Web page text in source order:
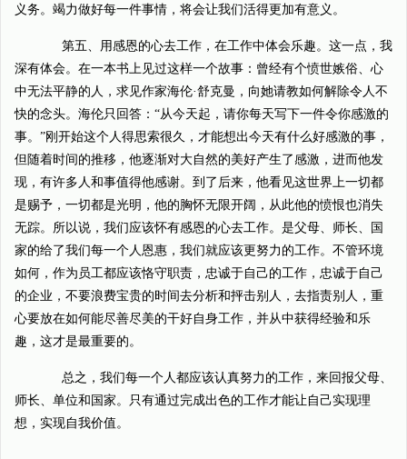
义务。竭力做好每一件事情，将会让我们活得更加有意义。
第五、用感恩的心去工作，在工作中体会乐趣。这一点，我
深有体会。在一本书上见过这样一个故事：曾经有个愤世嫉俗、心
中无法平静的人，求见作家海伦·舒克曼，向她请教如何解除令人不
快的念头。海伦只回答：“从今天起，请你每天写下一件令你感激的
事。”刚开始这个人得思索很久，才能想出今天有什么好感激的事，
但随着时间的推移，他逐渐对大自然的美好产生了感激，进而他发
现，有许多人和事值得他感谢。到了后来，他看见这世界上一切都
是赐予，一切都是光明，他的胸怀无限开阔，从此他的愤恨也消失
无踪。所以说，我们应该怀有感恩的心去工作。是父母、师长、国
家的给了我们每一个人恩惠，我们就应该更努力的工作。不管环境
如何，作为员工都应该恪守职责，忠诚于自己的工作，忠诚于自己
的企业，不要浪费宝贵的时间去分析和抨击别人，去指责别人，重
心要放在如何能尽善尽美的干好自身工作，并从中获得经验和乐
趣，这才是最重要的。
总之，我们每一个人都应该认真努力的工作，来回报父母、
师长、单位和国家。只有通过完成出色的工作才能让自己实现理
想，实现自我价值。